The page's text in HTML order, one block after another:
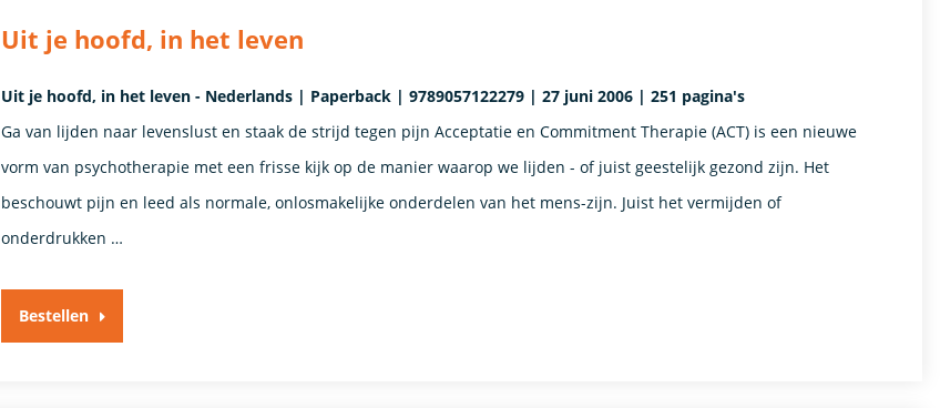
Uit je hoofd, in het leven
Uit je hoofd, in het leven - Nederlands | Paperback | 9789057122279 | 27 juni 2006 | 251 pagina's
Ga van lijden naar levenslust en staak de strijd tegen pijn Acceptatie en Commitment Therapie (ACT) is een nieuwe
vorm van psychotherapie met een frisse kijk op de manier waarop we lijden - of juist geestelijk gezond zijn. Het
beschouwt pijn en leed als normale, onlosmakelijke onderdelen van het mens-zijn. Juist het vermijden of
onderdrukken …
Bestellen